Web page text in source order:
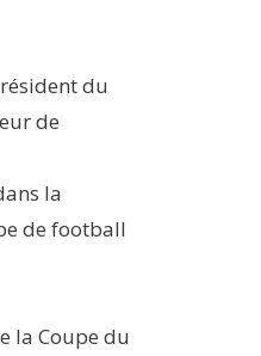
du
de
la
de football
la Coupe du